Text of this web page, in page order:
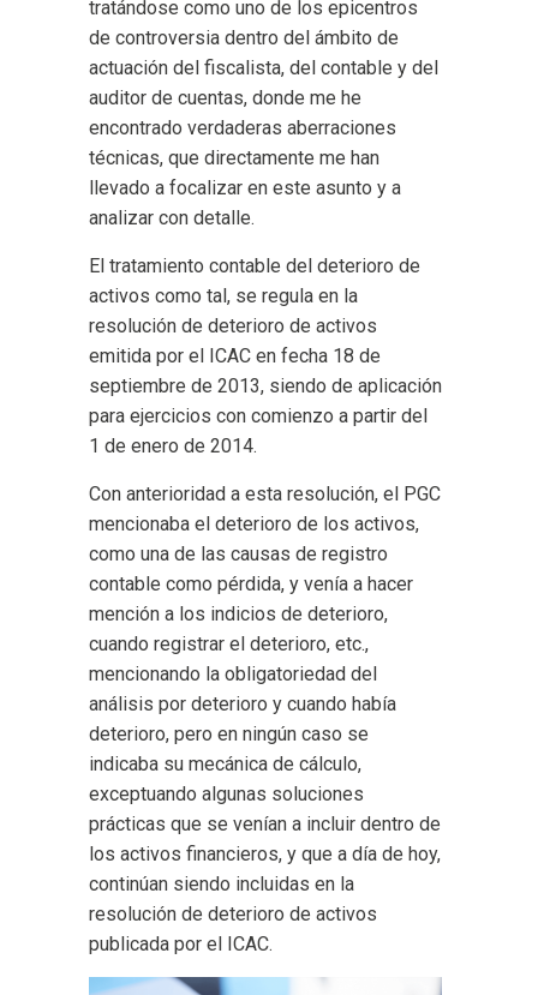
tratándose como uno de los epicentros
de controversia dentro del ámbito de
actuación del fiscalista, del contable y del
auditor de cuentas, donde me he
encontrado verdaderas aberraciones
técnicas, que directamente me han
llevado a focalizar en este asunto y a
analizar con detalle.
El tratamiento contable del deterioro de
activos como tal, se regula en la
resolución de deterioro de activos
emitida por el ICAC en fecha 18 de
septiembre de 2013, siendo de aplicación
para ejercicios con comienzo a partir del
1 de enero de 2014.
Con anterioridad a esta resolución, el PGC
mencionaba el deterioro de los activos,
como una de las causas de registro
contable como pérdida, y venía a hacer
mención a los indicios de deterioro,
cuando registrar el deterioro, etc.,
mencionando la obligatoriedad del
análisis por deterioro y cuando había
deterioro, pero en ningún caso se
indicaba su mecánica de cálculo,
exceptuando algunas soluciones
prácticas que se venían a incluir dentro de
los activos financieros, y que a día de hoy,
continúan siendo incluidas en la
resolución de deterioro de activos
publicada por el ICAC.